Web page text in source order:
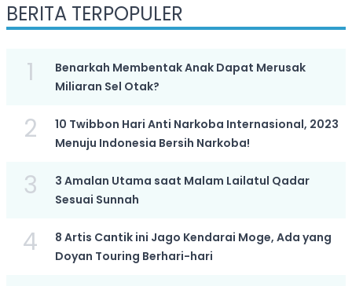
BERITA TERPOPULER
1
Benarkah Membentak Anak Dapat Merusak
Miliaran Sel Otak?
2
10 Twibbon Hari Anti Narkoba Internasional, 2023
Menuju Indonesia Bersih Narkoba!
3
3 Amalan Utama saat Malam Lailatul Qadar
Sesuai Sunnah
4
8 Artis Cantik ini Jago Kendarai Moge, Ada yang
Doyan Touring Berhari-hari